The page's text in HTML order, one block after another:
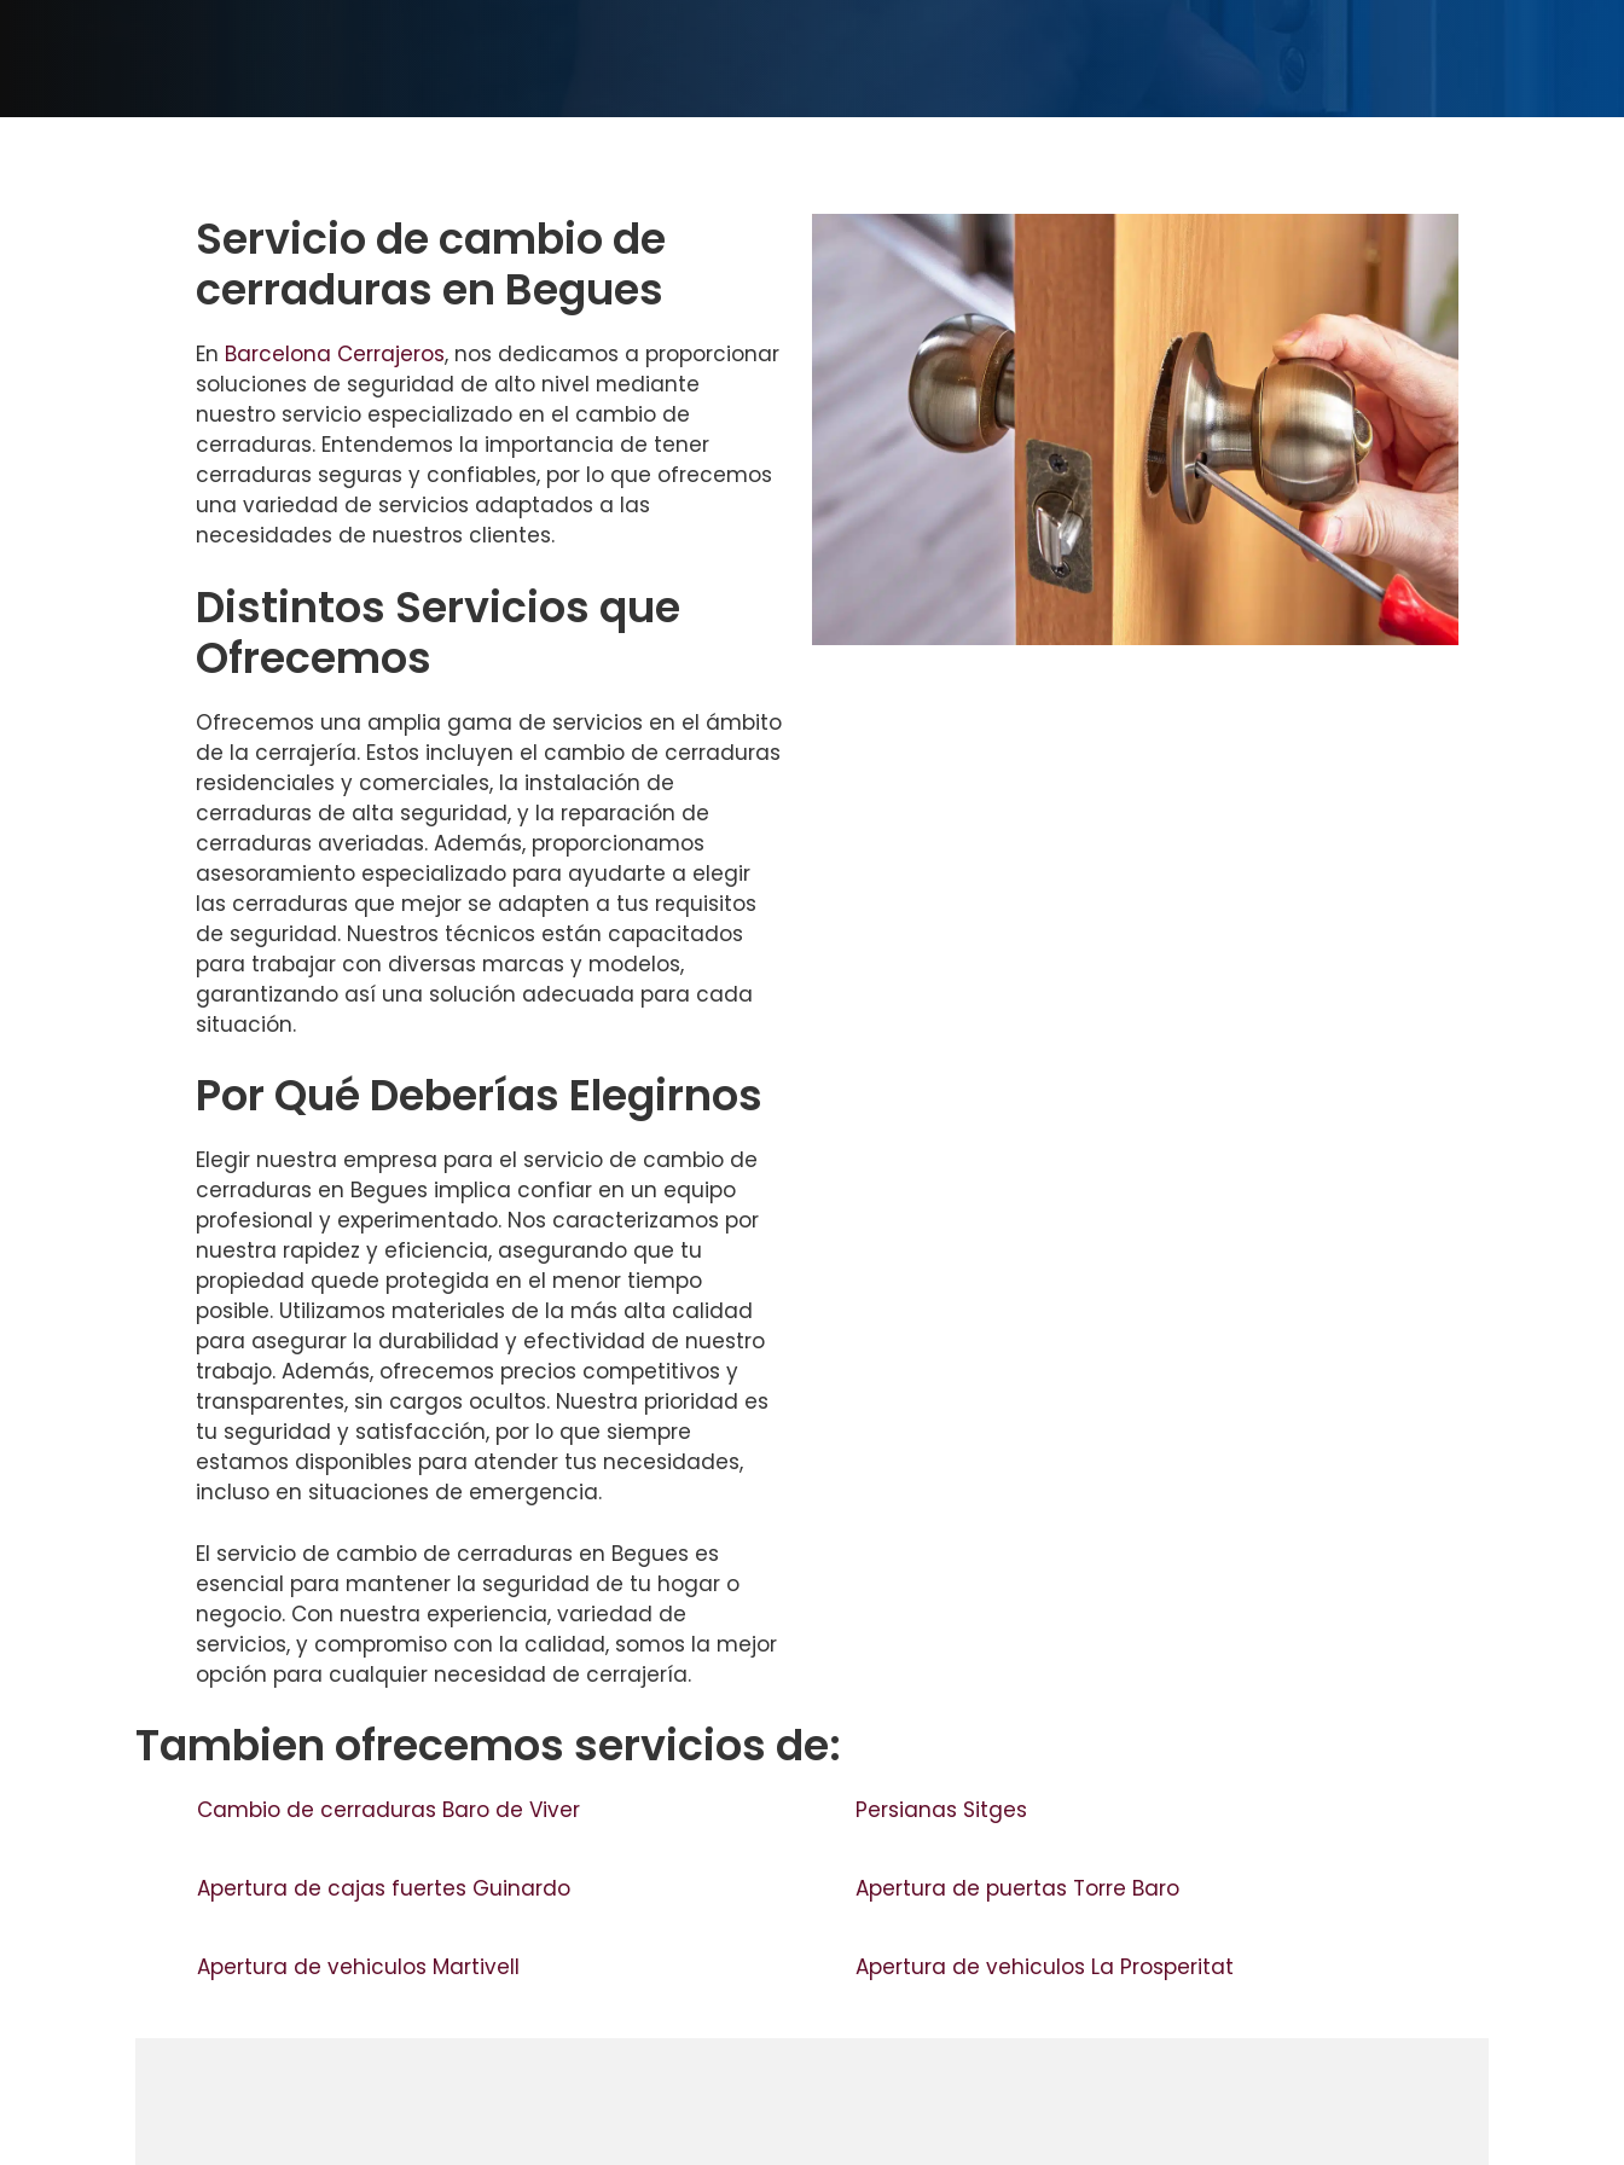
Servicio de cambio de
cerraduras en Begues
En Barcelona Cerrajeros, nos dedicamos a proporcionar
soluciones de seguridad de alto nivel mediante
nuestro servicio especializado en el cambio de
cerraduras. Entendemos la importancia de tener
cerraduras seguras y confiables, por lo que ofrecemos
una variedad de servicios adaptados a las
necesidades de nuestros clientes.
Distintos Servicios que
Ofrecemos
Ofrecemos una amplia gama de servicios en el ámbito
de la cerrajería. Estos incluyen el cambio de cerraduras
residenciales y comerciales, la instalación de
cerraduras de alta seguridad, y la reparación de
cerraduras averiadas. Además, proporcionamos
asesoramiento especializado para ayudarte a elegir
las cerraduras que mejor se adapten a tus requisitos
de seguridad. Nuestros técnicos están capacitados
para trabajar con diversas marcas y modelos,
garantizando así una solución adecuada para cada
situación.
Por Qué Deberías Elegirnos
Elegir nuestra empresa para el servicio de cambio de
cerraduras en Begues implica confiar en un equipo
profesional y experimentado. Nos caracterizamos por
nuestra rapidez y eficiencia, asegurando que tu
propiedad quede protegida en el menor tiempo
posible. Utilizamos materiales de la más alta calidad
para asegurar la durabilidad y efectividad de nuestro
trabajo. Además, ofrecemos precios competitivos y
transparentes, sin cargos ocultos. Nuestra prioridad es
tu seguridad y satisfacción, por lo que siempre
estamos disponibles para atender tus necesidades,
incluso en situaciones de emergencia.
El servicio de cambio de cerraduras en Begues es
esencial para mantener la seguridad de tu hogar o
negocio. Con nuestra experiencia, variedad de
servicios, y compromiso con la calidad, somos la mejor
opción para cualquier necesidad de cerrajería.
Tambien ofrecemos servicios de:
Cambio de cerraduras Baro de Viver Persianas Sitges
Apertura de cajas fuertes Guinardo Apertura de puertas Torre Baro
Apertura de vehiculos Martivell Apertura de vehiculos La Prosperitat